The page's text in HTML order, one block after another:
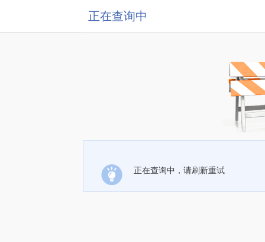
正在查询中
正在查询中，请刷新重试